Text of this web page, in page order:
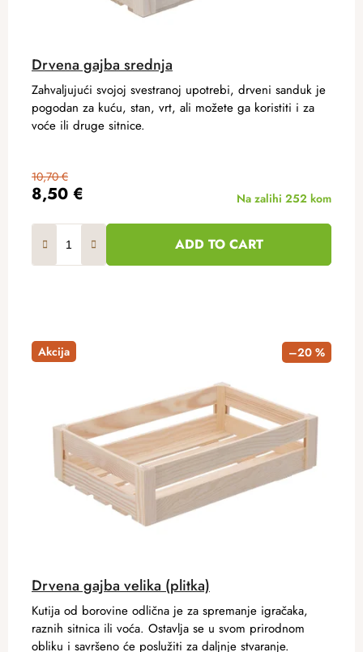
Drvena gajba srednja
8,50 €
10,70 €
Na zalihi 252 kom
ADD TO CART
Zahvaljujući svojoj svestranoj upotrebi, drveni sanduk je
pogodan za kuću, stan, vrt, ali možete ga koristiti i za
voće ili druge sitnice.
Akcija –20 %
Drvena gajba velika (plitka)
Kutija od borovine odlična je za spremanje igračaka,
raznih sitnica ili voća. Ostavlja se u svom prirodnom
obliku i savršeno će poslužiti za daljnje stvaranje.